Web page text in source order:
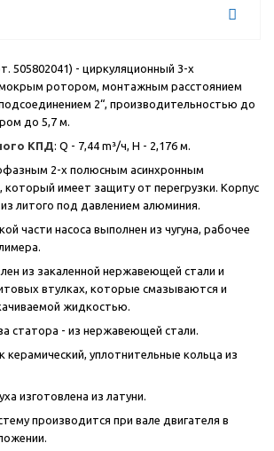
505802041) - циркуляционный 3-х
мокрым ротором, монтажным расстоянием
2“, производительностью до
до 5,7 м.
КПД: Q - 7,44 m³/ч, H - 2,176 м.
2-х полюсным асинхронным
который имеет защиту от перегрузки. Корпус
литого под давлением алюминия.
части насоса выполнен из чугуна, рабочее
из закаленной нержавеющей стали и
втулках, которые смазываются и
жидкостью.
статора - из нержавеющей стали.
уплотнительные кольца из
изготовлена из латуни.
производится при вале двигателя в